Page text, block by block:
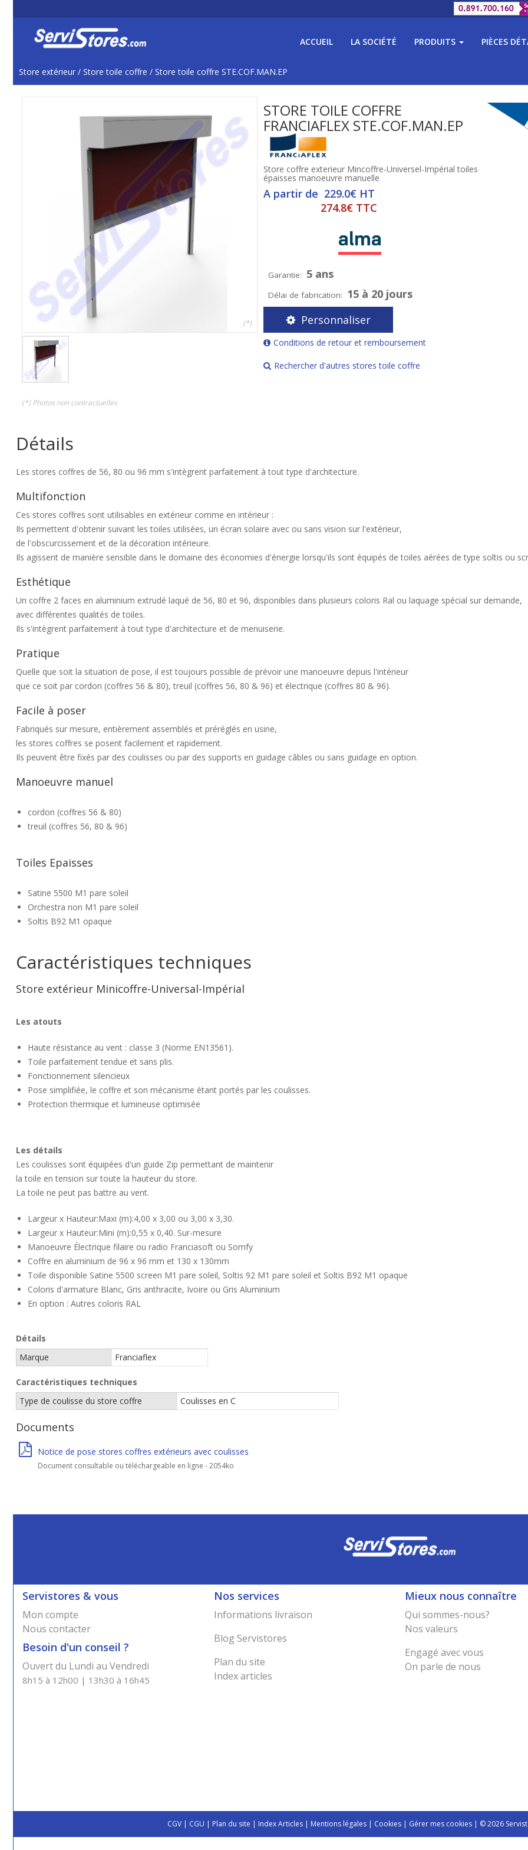
ACCUEIL LA SOCIÉTÉ PRODUITS PIÈCES
Store extérieur / Store toile coffre / Store toile coffre STE.COF.MAN.EP
(*)
(*) Photos non contractuelles
STORE TOILE COFFRE
FRANCIAFLEX STE.COF.MAN.EP
Store coffre exterieur Mincoffre-Universel-Impérial toiles
épaisses manoeuvre manuelle
A partir de 229.0€ HT
274.8€ TTC
Garantie: 5 ans
Délai de fabrication: 15 à 20 jours
Personnaliser
Conditions de retour et remboursement
Rechercher d'autres stores toile coffre
Détails
Les stores coffres de 56, 80 ou 96 mm s'intègrent parfaitement à tout type d'architecture.
Multifonction
Ces stores coffres sont utilisables en extérieur comme en intérieur :
Ils permettent d'obtenir suivant les toiles utilisées, un écran solaire avec ou sans vision sur l'extérieur,
de l'obscurcissement et de la décoration intérieure.
Ils agissent de manière sensible dans le domaine des économies d'énergie lorsqu'ils sont équipés de toiles aérées de type soltis ou
Esthétique
Un coffre 2 faces en aluminium extrudé laqué de 56, 80 et 96, disponibles dans plusieurs coloris Ral ou laquage spécial sur demande,
avec différentes qualités de toiles.
Ils s'intègrent parfaitement à tout type d'architecture et de menuiserie.
Pratique
Quelle que soit la situation de pose, il est toujours possible de prévoir une manoeuvre depuis l'intérieur
que ce soit par cordon (coffres 56 & 80), treuil (coffres 56, 80 & 96) et électrique (coffres 80 & 96).
Facile à poser
Fabriqués sur mesure, entièrement assemblés et préréglés en usine,
les stores coffres se posent facilement et rapidement.
Ils peuvent être fixés par des coulisses ou par des supports en guidage câbles ou sans guidage en option.
Manoeuvre manuel
cordon (coffres 56 & 80)
treuil (coffres 56, 80 & 96)
Toiles Epaisses
Satine 5500 M1 pare soleil
Orchestra non M1 pare soleil
Soltis B92 M1 opaque
Caractéristiques techniques
Store extérieur Minicoffre-Universal-Impérial
Les atouts
Haute résistance au vent : classe 3 (Norme EN13561).
Toile parfaitement tendue et sans plis.
Fonctionnement silencieux
Pose simplifiée, le coffre et son mécanisme étant portés par les coulisses.
Protection thermique et lumineuse optimisée
Les détails
Les coulisses sont équipées d'un guide Zip permettant de maintenir
la toile en tension sur toute la hauteur du store.
La toile ne peut pas battre au vent.
Largeur x Hauteur:Maxi (m):4,00 x 3,00 ou 3,00 x 3,30.
Largeur x Hauteur:Mini (m):0,55 x 0,40. Sur-mesure
Manoeuvre Électrique filaire ou radio Franciasoft ou Somfy
Coffre en aluminium de 96 x 96 mm et 130 x 130mm
Toile disponible Satine 5500 screen M1 pare soleil, Soltis 92 M1 pare soleil et Soltis B92 M1 opaque
Coloris d'armature Blanc, Gris anthracite, Ivoire ou Gris Aluminium
En option : Autres coloris RAL
Détails
Marque
Franciaflex
Caractéristiques techniques
Type de coulisse du store coffre
Coulisses en C
Documents
Notice de pose stores coffres extérieurs avec coulisses
Document consultable ou téléchargeable en ligne - 2054ko
Servistores & vous
Mon compte
Nous contacter
Besoin d'un conseil ?
Ouvert du Lundi au Vendredi
8h15 à 12h00 | 13h30 à 16h45
Nos services
Informations livraison
Blog Servistores
Plan du site
Index articles
Mieux nous connaître
Qui sommes-nous?
Nos valeurs
Engagé avec vous
On parle de nous
CGV | CGU | Plan du site | Index Articles | Mentions légales | Cookies | Gérer mes cookies | © 2026